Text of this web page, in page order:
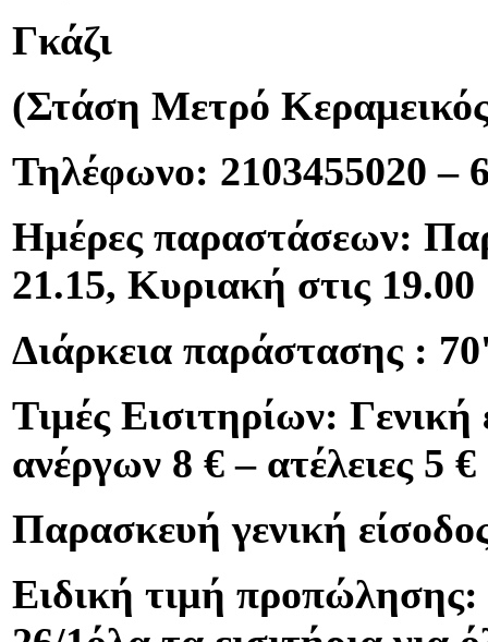
Γκάζι
(Στάση Μετρό
Τηλέφωνο: 2103455020 –
Ημέρες παραστάσεων:
21.15, Κυριακή στις 19.00
Διάρκεια παράστασης :
Τιμές Εισιτηρίων: Γενική
ανέργων 8 € – ατέλειες 5 €
Παρασκευή γενική
Ειδική τιμή